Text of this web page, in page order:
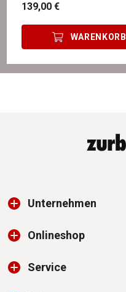
139,00 €
WARENKORB
Unternehmen
Onlineshop
Service